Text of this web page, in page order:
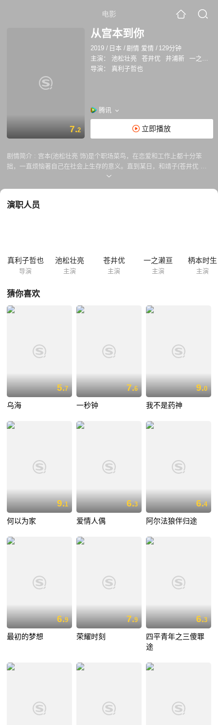
电影
7.2
从宫本到你
2019 / 日本 /剧情 爱情 / 129分钟
主演：
池松壮亮 苍井优 井浦新
一之濑亘
导演：
真利子哲也
腾讯
立即播放
剧情简介 : 宫本(池松壮亮 饰)是个职场菜鸟，在恋爱和工作上都十分笨
拙，一直烦恼著自己在社会上生存的意义。直到某日，和靖子(苍井优 饰)
一见锺情后，他的人生终于露出一线曙光，稳定的日子过没多久，却突然
演职人员
真利子哲也
导演
池松壮亮
主演
苍井优
主演
一之濑亘
主演
柄本时生
主演
猜你喜欢
5.7
乌海
7.6
一秒钟
9.0
我不是药神
9.1
何以为家
6.3
爱情人偶
6.4
阿尔法狼伴归途
6.9
最初的梦想
7.9
荣耀时刻
6.3
四平青年之三傻罪
途